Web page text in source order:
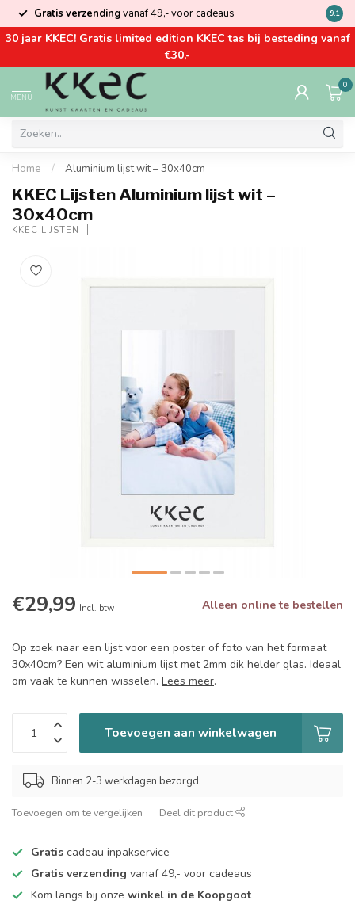
Gratis verzendingvanaf 49,- voor cadeaus Kom
9.1
30 jaar KKEC! Gratis limited edition KKEC tas bij besteding vanaf
€30,-
MENU
0
Home / Aluminium lijst wit – 30x40cm
KKEC Lijsten Aluminium lijst wit –
30x40cm
KKEC LIJSTEN
€29,99 Incl. btw Alleen online te bestellen
Op zoek naar een lijst voor een poster of foto van het formaat
30x40cm? Een wit aluminium lijst met 2mm dik helder glas. Ideaal
om vaak te kunnen wisselen. Lees meer.
Toevoegen aan winkelwagen
Binnen 2-3 werkdagen bezorgd.
Toevoegen om te vergelijken Deel dit product
Gratis cadeau inpakservice
Gratis verzending vanaf 49,- voor cadeaus
Kom langs bij onze winkel in de Koopgoot